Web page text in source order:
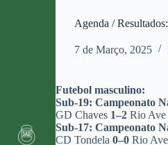
Agenda /
7 de Março, 2025
Futebol masculino:
Sub-19: Campeonato
GD Chaves 1–2 Rio Ave
Sub-17: Campeonato
CD Tondela 0–0 Rio